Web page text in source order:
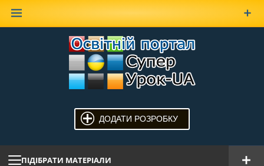
ДОДАТИ РОЗРОБКУ
ПІДІБРАТИ МАТЕРІАЛИ